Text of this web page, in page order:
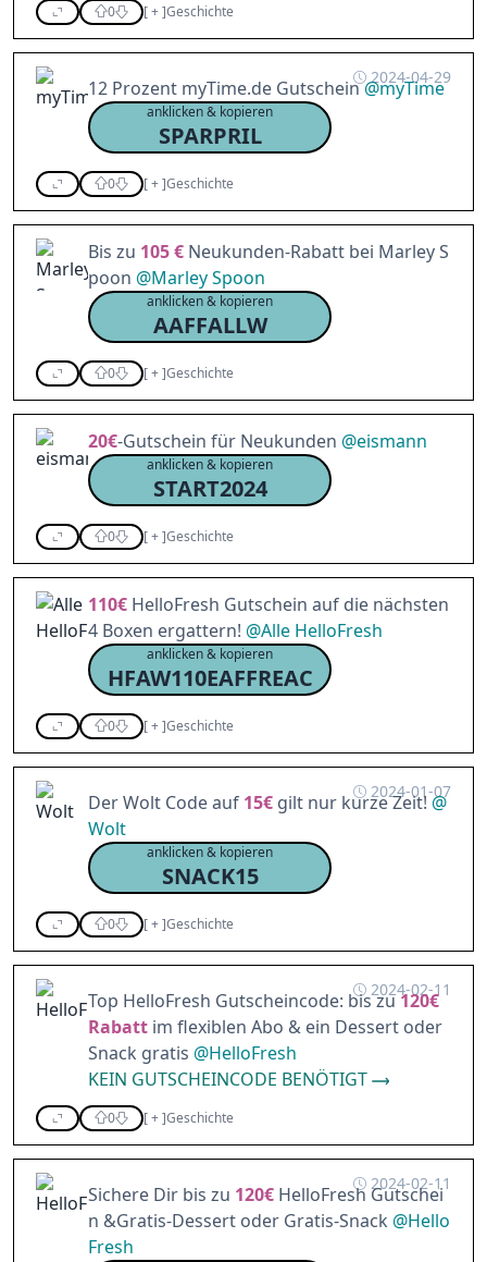
0 [+]Geschichte
2024-04-29
12 Prozent myTime.de Gutschein@myTime
anklicken & kopieren
SPARPRIL
0 [+]Geschichte
Bis zu 105 € Neukunden-Rabatt bei Marley S
poon @Marley Spoon
anklicken & kopieren
AAFFALLW
0 [+]Geschichte
20€-Gutschein für Neukunden @eismann
anklicken & kopieren
START2024
0 [+]Geschichte
110€ HelloFresh Gutschein auf die nächsten
4 Boxen ergattern! @Alle HelloFresh
anklicken & kopieren
HFAW110EAFFREAC
0 [+]Geschichte
2024-01-07
Der Wolt Code auf 15€ gilt nur kurze Zeit! @
Wolt
anklicken & kopieren
SNACK15
0 [+]Geschichte
2024-02-11
Top HelloFresh Gutscheincode: bis zu120€
Rabatt im flexiblen Abo & ein Dessert oder
Snack gratis @HelloFresh
KEIN GUTSCHEINCODE BENÖTIGT
0 [+]Geschichte
2024-02-11
Sichere Dir bis zu 120€ HelloFresh Gutschei
n &Gratis-Dessert oder Gratis-Snack @Hello
Fresh